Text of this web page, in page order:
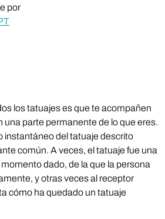
por
los tatuajes es que te acompañen
una parte permanente de lo que eres.
instantáneo del tatuaje descrito
común. A veces, el tatuaje fue una
dado, de la que la persona
y otras veces al receptor
cómo ha quedado un tatuaje